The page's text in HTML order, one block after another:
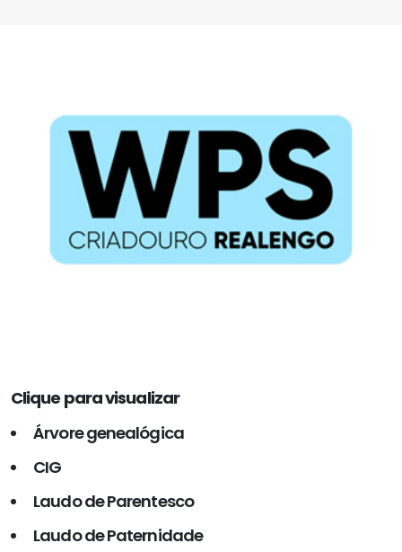
Clique para visualizar
Árvore genealógica
CIG
Laudo de Parentesco
Laudo de Paternidade